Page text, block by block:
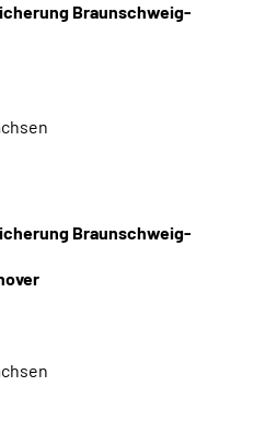
Braunschweig-
Braunschweig-